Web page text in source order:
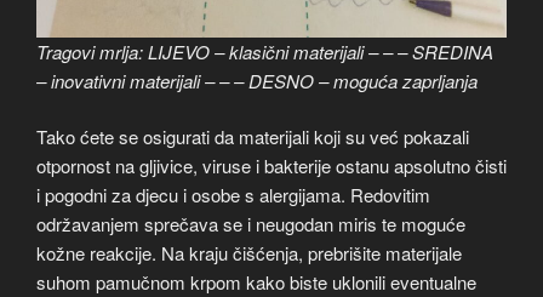
Tragovi mrlja: LIJEVO – klasični materijali – – – SREDINA
– inovativni materijali – – – DESNO – moguća zaprljanja
Tako ćete se osigurati da materijali koji su već pokazali
otpornost na gljivice, viruse i bakterije ostanu apsolutno čisti
i pogodni za djecu i osobe s alergijama. Redovitim
održavanjem sprečava se i neugodan miris te moguće
kožne reakcije. Na kraju čišćenja, prebrišite materijale
suhom pamučnom krpom kako biste uklonili eventualne